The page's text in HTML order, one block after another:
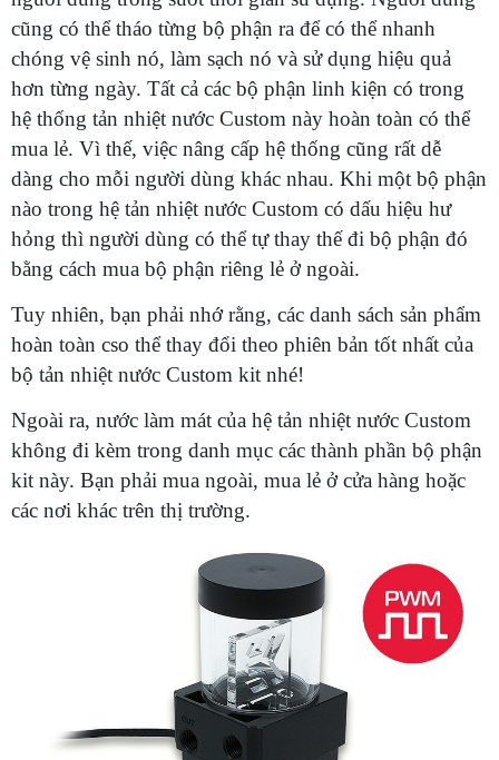
cũng có thể tháo từng bộ phận ra để có thể nhanh
chóng vệ sinh nó, làm sạch nó và sử dụng hiệu quả
hơn từng ngày. Tất cả các bộ phận linh kiện có trong
hệ thống tản nhiệt nước Custom này hoàn toàn có thể
mua lẻ. Vì thế, việc nâng cấp hệ thống cũng rất dễ
dàng cho mỗi người dùng khác nhau. Khi một bộ phận
nào trong hệ tản nhiệt nước Custom có dấu hiệu hư
hỏng thì người dùng có thể tự thay thế đi bộ phận đó
bằng cách mua bộ phận riêng lẻ ở ngoài.
Tuy nhiên, bạn phải nhớ rằng, các danh sách sản phẩm
hoàn toàn cso thể thay đổi theo phiên bản tốt nhất của
bộ tản nhiệt nước Custom kit nhé!
Ngoài ra, nước làm mát của hệ tản nhiệt nước Custom
không đi kèm trong danh mục các thành phần bộ phận
kit này. Bạn phải mua ngoài, mua lẻ ở cửa hàng hoặc
các nơi khác trên thị trường.